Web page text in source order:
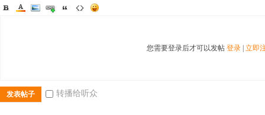
您需要登录后才可以发帖 登录 立即
发表帖子 转播给听众